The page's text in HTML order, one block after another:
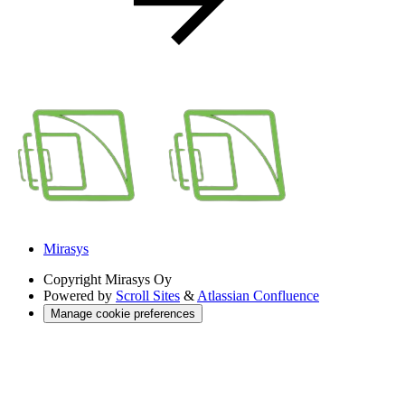
Mirasys
Copyright Mirasys Oy
Powered by Scroll Sites & Atlassian Confluence
Manage cookie preferences